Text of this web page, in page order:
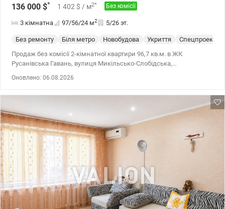
136 000 $* 1 402 $ / м2* Без комісії
3 кімнатна 97/56/24 м2 5/26 эт.
Без ремонту Біля метро Новобудова Укриття Спецпроект
Продаж без комісії 2-кімнатної квартири 96,7 кв.м. в ЖК
Русанівська Гавань, вулиця Микільсько-Слобідська,
планування з правильною геометрією простору 96.7/55.6/24 м2:
• кухня-вітальня, з якої можна зробити додаткову кімнат • дві
окремі спальні кімнати • два санвузли по обидві сторони
квартири • гардеробна та просторий передпокій Один з кращих
будинків Ковальської: • стіни з керамічної цегли, утеплений
фасад, повністю панорамні вікна • нові швидкісні ліфти,
генератори – комфорт у будь-який час • прямий вихід із будинку
до 2-рівневого підземного паркінгу • автономна система
опалення у комплексі ЖК КОМФОРТ+ класу на березі Дніпра із
відкритою набережною та обладнаними зонами для
відпочинку, прогулянок, спорту. Закрита територія, затишні вхідні
Оновлено: 06.08.2026